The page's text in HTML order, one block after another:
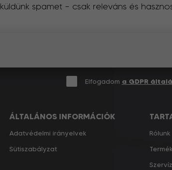
küldünk spamet – csak releváns és
Elfogadom a GDPR
ÁLTALÁNOS INFORMÁCIÓK
Adatvédelmi irányelvek
Sütiszabályzat
Rólunk
Szervíz